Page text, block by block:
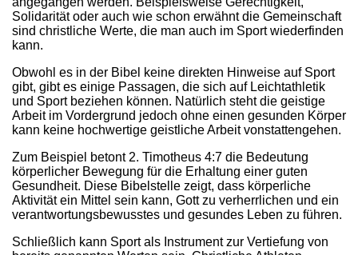
Solidarität oder auch wie schon erwähnt die Gemeinschaft
sind christliche Werte, die man auch im Sport wiederfinden
kann.
Obwohl es in der Bibel keine direkten Hinweise auf Sport
gibt, gibt es einige Passagen, die sich auf Leichtathletik
und Sport beziehen können. Natürlich steht die geistige
Arbeit im Vordergrund jedoch ohne einen gesunden Körper
kann keine hochwertige geistliche Arbeit vonstattengehen.
Zum Beispiel betont 2. Timotheus 4:7 die Bedeutung
körperlicher Bewegung für die Erhaltung einer guten
Gesundheit. Diese Bibelstelle zeigt, dass körperliche
Aktivität ein Mittel sein kann, Gott zu verherrlichen und ein
verantwortungsbewusstes und gesundes Leben zu führen.
Schließlich kann Sport als Instrument zur Vertiefung von